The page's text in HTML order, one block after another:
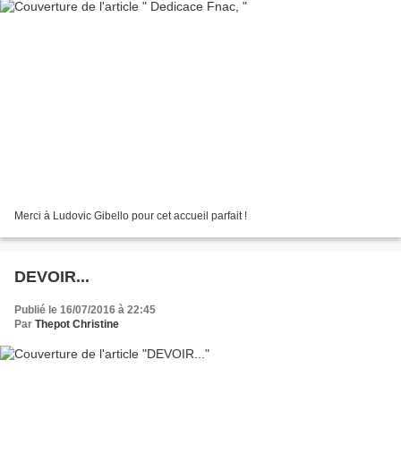
Merci à Ludovic Gibello pour cet accueil parfait !
DEVOIR...
Publié le 16/07/2016 à 22:45
Par Thepot Christine